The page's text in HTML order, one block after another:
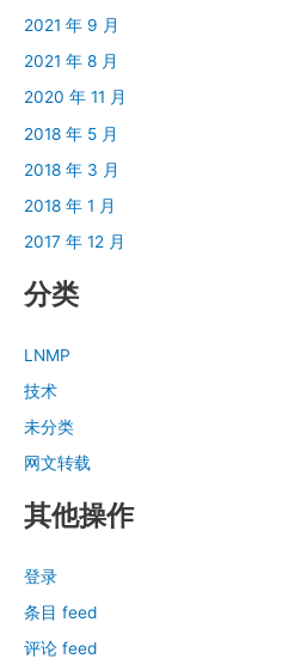
2021 年 9 月
2021 年 8 月
2020 年 11 月
2018 年 5 月
2018 年 3 月
2018 年 1 月
2017 年 12 月
分类
LNMP
技术
未分类
网文转载
其他操作
登录
条目 feed
评论 feed